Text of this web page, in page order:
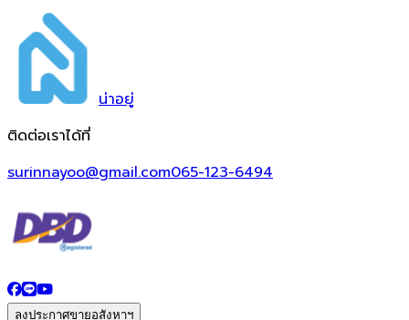
น่าอยู่
ติดต่อเราได้ที่
surinnayoo@gmail.com065-123-6494
ลงประกาศขายอสังหาฯ